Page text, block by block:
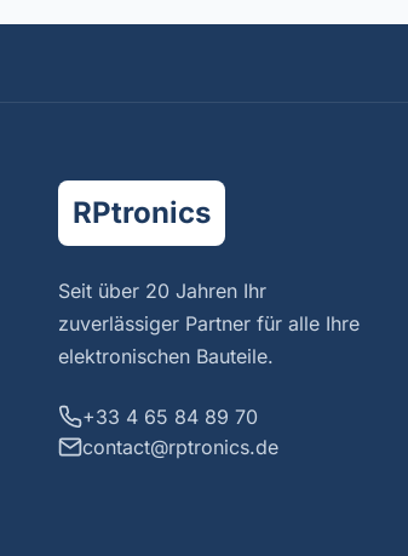
RPtronics
Seit über 20 Jahren Ihr
zuverlässiger Partner für alle Ihre
elektronischen Bauteile.
+33 4 65 84 89 70
contact@rptronics.de